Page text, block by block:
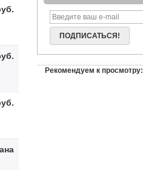
ПОДПИСАТЬСЯ!
Рекомендуем к просмотру: